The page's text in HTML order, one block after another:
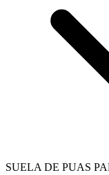
SUELA DE PUAS